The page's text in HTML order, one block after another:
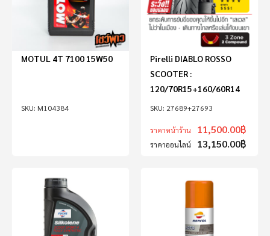
M104384
MOTUL 4T 7100 15W50
27689+27693
Pirelli DIABLO ROSSO
SCOOTER :
120/70R15+160/60R14
ราคาหน้าร้าน 11,500.00฿
ราคาออนไลน์ 13,150.00฿